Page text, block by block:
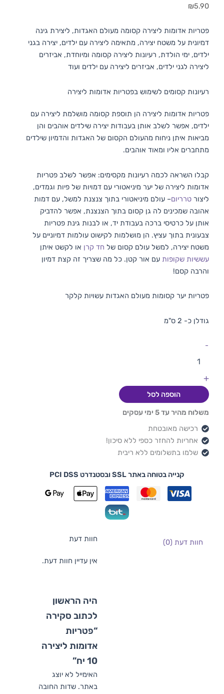
₪5.90
פטריות אדומות ליצירה קסומה מעולם האגדות, ליצירת גינה
דמיונית על משטח יצירה, מתאימה ליצירה עם ילדים, יצירה בגני
ילדים, ימי הולדת, רעיונות ליצירה קסומה ומיוחדת, אביזרים
ליצירה לגני ילדים, אביזרים ליצירה עם ילדים ועוד
רעיונות קסומים לשימוש בפטריות אדומות ליצירה
פטריות אדומות ליצירה הן תוספת קסומה מושלמת ליצירה עם
ילדים, אפשר לשלב אותן בעבודות יצירה שילדים אוהבים והן
מביאות איתן ניחוח מהעולם הקסום של האגדות והדמיון שילדים
מתחברים אליו ומאוד אוהבים.
קבלו השראה לכמה רעיונות מקסימים: אפשר לשלב פטריות
אדומות ליצירה של יער מיניאטורי עם דמויות של פיות וגמדים,
ליצור טרריום– עולם מיניאטורי בתוך צנצנת למשל, עם דמות
אהובה שמכינים לה גן קסום בתוך הצנצנת, אפשר להדביק
אותן על כרטיסי ברכה בעבודת יד, או לבנות גינת פטריות
צבעונית בתוך עציץ. הן מושלמות לקישוט עולמות דמיוניים על
משטח יצירה, למשל עולם קסום של חד קרן או לקשט איתן
עששיות שקופות עם אור קטן. כל מה שצריך זה קצת דמיון
והרבה קסם!
פטריות יער קסומות מעולם האגדות עשויות קלקר
גודלן כ- 2 ס"מ
-
+
הוספה לסל
משלוח מהיר עד 5 ימי עסקים
רכישה מאובטחת
אחריות להחזר כספי ללא סיכון!
שלמו בתשלומים ללא ריבית
קנייה בטוחה באתר SSL ובסטנדרט PCI DSS
חוות דעת (0) חוות דעת
אין עדיין חוות דעת.
היה הראשון
לכתוב סקירה
“פטריות
אדומות ליצירה
10 יח”
האימייל לא יוצג
באתר. שדות החובה